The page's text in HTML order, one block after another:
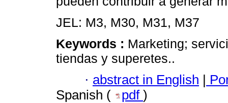
JEL: M3, M30, M31, M37
Keywords : Marketing;
tiendas y superetes..
· abstract in English
Spanish (
pdf )